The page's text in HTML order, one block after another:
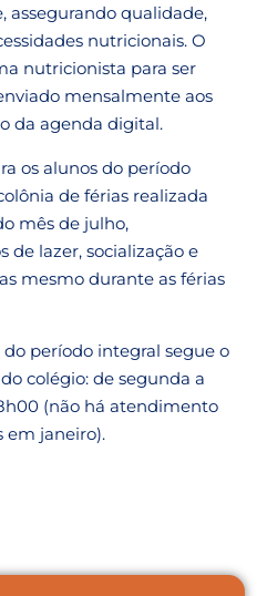
assegurando qualidade,
nutricionais. O
nutricionista para ser
mensalmente aos
da agenda digital.
os alunos do período
de férias realizada
mês de julho,
lazer, socialização e
mesmo durante as férias
período integral segue o
colégio: de segunda a
(não há atendimento
em janeiro).